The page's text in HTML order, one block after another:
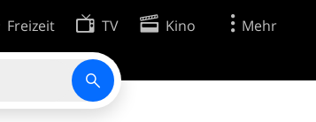
Freizeit TV Kino Mehr